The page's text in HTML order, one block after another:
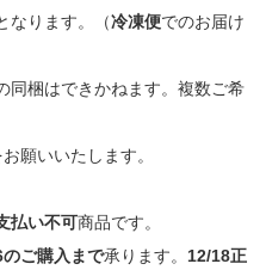
なります。（冷凍便でのお届け
梱はできかねます。複数ご希
願いいたします。
払い不可商品です。
ご購入まで承ります。 12/18正